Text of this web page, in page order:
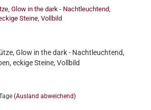
Glow in the dark - Nachtleuchtend,
eckige Steine, Vollbild
(Ausland abweichend)